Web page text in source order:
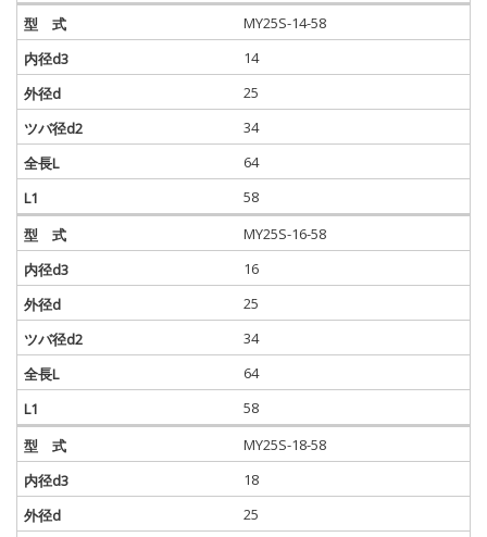
MY25S-14-58
14
25
34
64
58
MY25S-16-58
16
25
34
64
58
MY25S-18-58
18
25